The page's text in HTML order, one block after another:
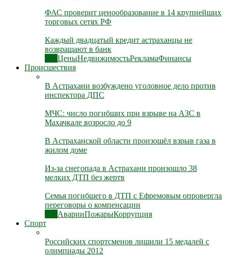
ФАС проверит ценообразование в 14 крупнейших
торговых сетях РФ
Каждый двадцатый кредит астраханцы не
возвращают в банк
ЦеныНедвижимостьРекламаФинансы
Происшествия
В Астрахани возбуждено уголовное дело против
инспектора ДПС
МЧС: число погибших при взрыве на АЗС в
Махачкале возросло до 9
В Астраханской области произошёл взрыв газа в
жилом доме
Из-за снегопада в Астрахани произошло 38
мелких ДТП без жертв
Семья погибшего в ДТП с Ефремовым опровергла
переговоры о компенсации
АварииПожарыКоррупция
Спорт
Российских спортсменов лишили 15 медалей с
олимпиады 2012